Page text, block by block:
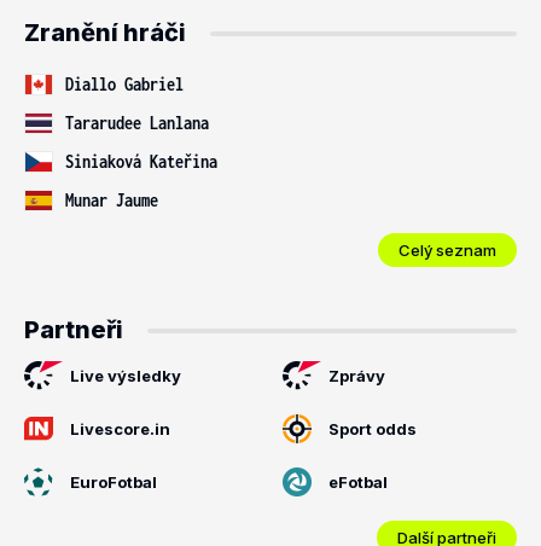
Zranění hráči
Diallo Gabriel
Tararudee Lanlana
Siniaková Kateřina
Munar Jaume
Celý seznam
Partneři
Live výsledky Zprávy
Livescore.in Sport odds
EuroFotbal eFotbal
Další partneři